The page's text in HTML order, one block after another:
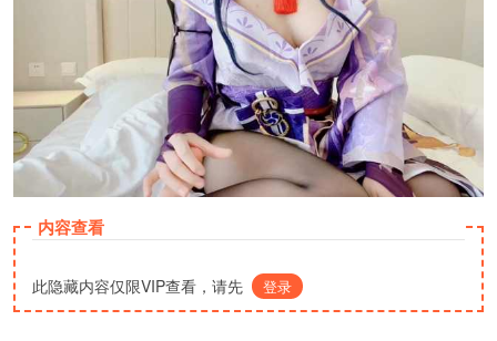
内容查看
此隐藏内容仅限VIP查看，请先 登录